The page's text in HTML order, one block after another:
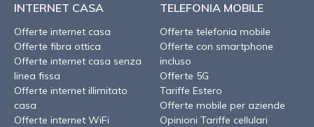
INTERNET CASA
Offerte internet casa
Offerte fibra ottica
Offerte internet casa senza
linea fissa
Offerte internet illimitato
casa
Offerte internet WiFi
TELEFONIA MOBILE
Offerte telefonia mobile
Offerte con smartphone
incluso
Offerte 5G
Tariffe Estero
Offerte mobile per aziende
Opinioni Tariffe cellulari